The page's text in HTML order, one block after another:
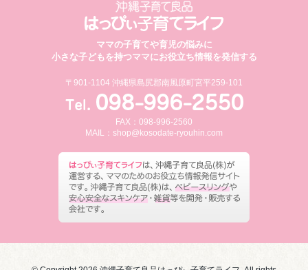
ママの子育てや育児の悩みに
小さな子どもを持つママにお役立ち情報を発信する
〒901-1104 沖縄県島尻郡南風原町宮平259-101
FAX：098-996-2560
MAIL： shop@kosodate-ryouhin.com